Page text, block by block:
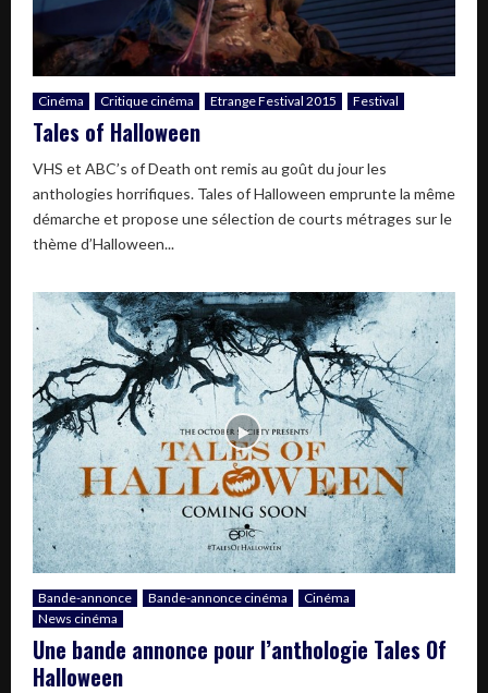
Cinéma Critique cinéma Etrange Festival 2015 Festival
Tales of Halloween
VHS et ABC’s of Death ont remis au goût du jour les
anthologies horrifiques. Tales of Halloween emprunte la même
démarche et propose une sélection de courts métrages sur le
thème d’Halloween...
Bande-annonce Bande-annonce cinéma
Cinéma
News cinéma
Une bande annonce pour l’anthologie Tales Of
Halloween